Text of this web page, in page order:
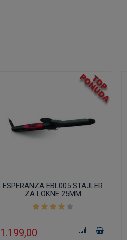
ESPERANZA EBL005 STAJLER
ZA LOKNE 25MM
1.199,00